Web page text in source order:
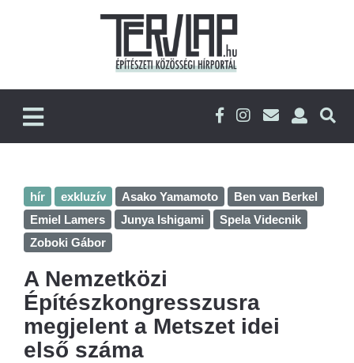
hír exkluzív Asako Yamamoto
Ben van Berkel
Emiel Lamers
Junya Ishigami
Spela Videcnik
Zoboki Gábor
A Nemzetközi
Építészkongresszusra
megjelent a Metszet idei
első száma